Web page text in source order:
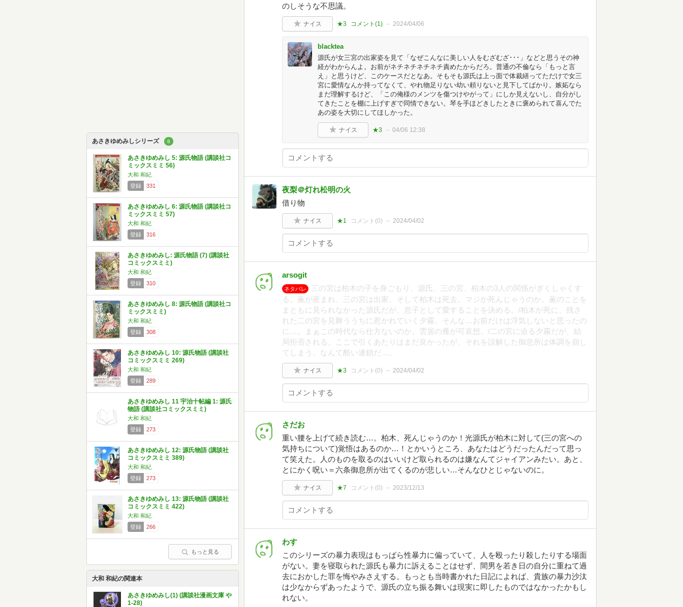
あさきゆめみしシリーズ 8
あさきゆめみし 5: 源氏物語 (講談社コ
ミックスミミ 56)
大和 和紀
登録
331
あさきゆめみし 6: 源氏物語 (講談社コ
ミックスミミ 57)
大和 和紀
登録
316
あさきゆめみし: 源氏物語 (7) (講談社
コミックスミミ)
大和 和紀
登録
310
あさきゆめみし 8: 源氏物語 (講談社コ
ミックスミミ)
大和 和紀
登録
308
あさきゆめみし 10: 源氏物語 (講談社
コミックスミミ 269)
大和 和紀
登録
289
あさきゆめみし 11 宇治十帖編 1: 源氏
物語 (講談社コミックスミミ)
大和 和紀
登録
273
あさきゆめみし 12: 源氏物語 (講談社
コミックスミミ 389)
大和 和紀
登録
273
あさきゆめみし 13: 源氏物語 (講談社
コミックスミミ 422)
大和 和紀
登録
266
もっと見る
大和 和紀の関連本
あさきゆめみし(1) (講談社漫画文庫 や
1-28)
のしそうな不思議。
ナイス ★3 コメント(1) 2024/04/06
blacktea
源氏が女三宮の出家姿を見て「なぜこんなに美しい人をむざむざ･･･」などと思うその神
経がわからんよ。お前がネチネチネチネチ責めたからだろ。普通の不倫なら「もっと言
え」と思うけど、このケースだとなあ。そもそも源氏は上っ面で体裁繕ってただけで女三
宮に愛情なんか持ってなくて、やれ物足りない幼い頼りないと見下してばかり。嫉妬なら
まだ理解するけど、「この俺様のメンツを傷つけやがって」にしか見えないし、自分がし
てきたことを棚に上げすぎで同情できない。琴を手ほどきしたときに褒められて喜んでた
あの姿を大切にしてほしかった。
ナイス ★3 04/06 12:38
夜梨＠灯れ松明の火
借り物
ナイス ★1 コメント(0) 2024/04/02
arsogit
ネタバレ
三の宮は柏木の子を身ごもり、源氏、三の宮、柏木の3人の関係がぎくしゃくす
る。薫が産まれ、三の宮は出家、そして柏木は死去。マジか死んじゃうのか。薫のことを
まともに見られなかった源氏だが、息子として愛することを決める。/柏木が死に、残さ
れた二の宮を見舞ううちに惹かれていく夕霧。そんな…お前だけは浮気しないと思ったの
に…。まぁこの時代なら仕方ないのか。雲居の雁が可哀想。/二の宮に迫る夕霧だが、結
局拒否される。ここで引くあたりはまだ良かったが、それを誤解した御息所は体調を崩し
てしまう。なんて酷い連鎖だ…。
ナイス ★3 コメント(0) 2024/04/02
さだお
重い腰を上げて続き読む…。柏木、死んじゃうのか！光源氏が柏木に対して(三の宮への
気持ちについて)覚悟はあるのか…！とかいうところ、あなたはどうだったんだって思っ
て笑えた。人のものを取るのはいいけど取られるのは嫌なんてジャイアンみたい。あと、
とにかく呪い＝六条御息所が出てくるのが悲しい…そんなひとじゃないのに。
ナイス ★7 コメント(0) 2023/12/13
わす
このシリーズの暴力表現はもっぱら性暴力に偏っていて、人を殴ったり殺したりする場面
がない。妻を寝取られた源氏も暴力に訴えることはせず、間男を若き日の自分に重ねて過
去におかした罪を悔やみさえする。もっとも当時書かれた日記によれば、貴族の暴力沙汰
は少なからずあったようで、源氏の立ち振る舞いは現実に即したものではなかったかもし
れない。